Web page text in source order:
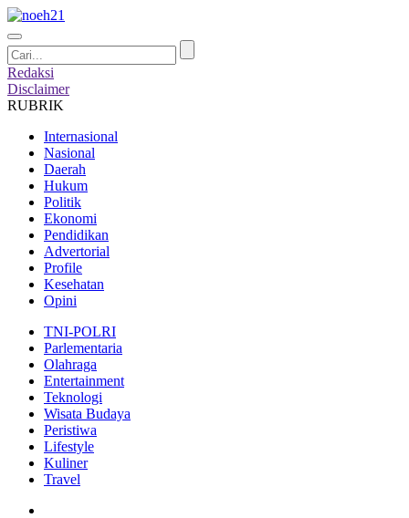
Redaksi
Disclaimer
RUBRIK
Internasional
Nasional
Daerah
Hukum
Politik
Ekonomi
Pendidikan
Advertorial
Profile
Kesehatan
Opini
TNI-POLRI
Parlementaria
Olahraga
Entertainment
Teknologi
Wisata Budaya
Peristiwa
Lifestyle
Kuliner
Travel